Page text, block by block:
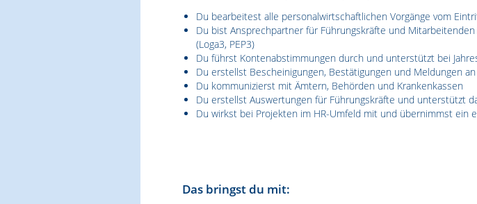
Du bearbeitest alle personalwirtschaftlichen Vorgänge vom
Du bist Ansprechpartner für Führungskräfte und
(Loga3, PEP3)
Du führst Kontenabstimmungen durch und unterstützt bei
Du erstellst Bescheinigungen, Bestätigungen und Meldungen
Du kommunizierst mit Ämtern, Behörden und Krankenkassen
Du erstellst Auswertungen für Führungskräfte und unterstützt
Du wirkst bei Projekten im HR-Umfeld mit und übernimmst ein
Das bringst du mit: